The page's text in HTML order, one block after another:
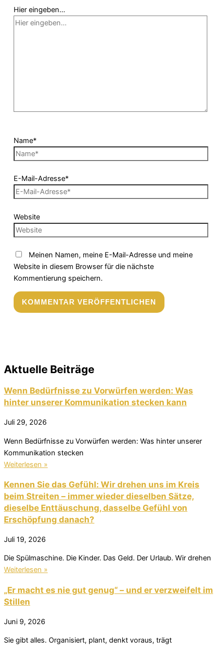
Hier eingeben…
Name*
E-Mail-Adresse*
Website
Meinen Namen, meine E-Mail-Adresse und meine
Website in diesem Browser für die nächste
Kommentierung speichern.
Aktuelle Beiträge
Wenn Bedürfnisse zu Vorwürfen werden: Was
hinter unserer Kommunikation stecken kann
Juli 29, 2026
Wenn Bedürfnisse zu Vorwürfen werden: Was hinter unserer
Kommunikation stecken
Weiterlesen »
Kennen Sie das Gefühl: Wir drehen uns im Kreis
beim Streiten – immer wieder dieselben Sätze,
dieselbe Enttäuschung, dasselbe Gefühl von
Erschöpfung danach?
Juli 19, 2026
Die Spülmaschine. Die Kinder. Das Geld. Der Urlaub. Wir drehen
Weiterlesen »
„Er macht es nie gut genug“ – und er verzweifelt im
Stillen
Juni 9, 2026
Sie gibt alles. Organisiert, plant, denkt voraus, trägt